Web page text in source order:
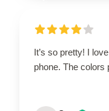
It’s so pretty! I
phone. The colors